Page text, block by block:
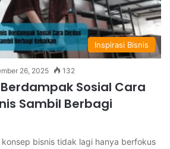
Inspirasi Bisnis
26, 2025 132
Sosial Cara
Sambil Berbagi
bisnis tidak lagi hanya berfokus